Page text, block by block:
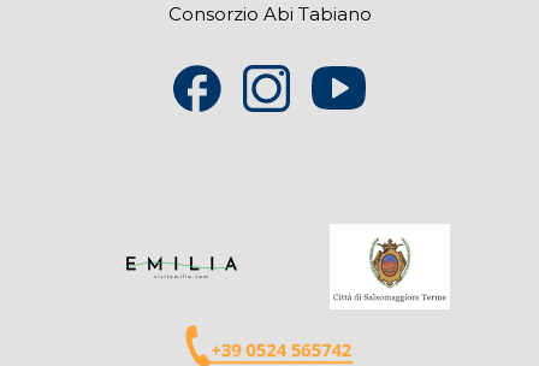
Consorzio Abi Tabiano